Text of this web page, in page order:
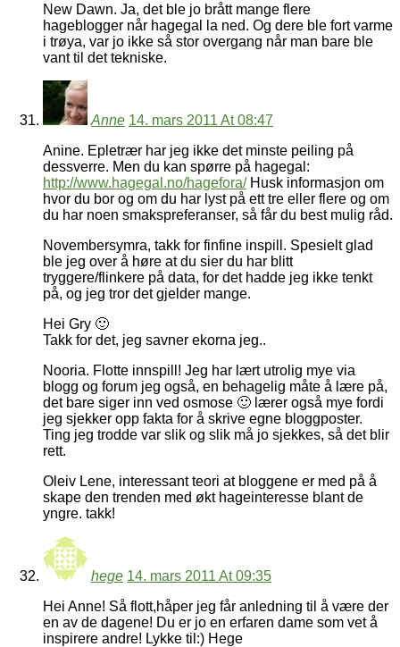
New Dawn. Ja, det ble jo brått mange flere
hageblogger når hagegal la ned. Og dere ble fort varme
i trøya, var jo ikke så stor overgang når man bare ble
vant til det tekniske.
Anne 14. mars 2011 At 08:47
Anine. Epletrær har jeg ikke det minste peiling på
dessverre. Men du kan spørre på hagegal:
http://www.hagegal.no/hagefora/Husk informasjon om
hvor du bor og om du har lyst på ett tre eller flere og om
du har noen smakspreferanser, så får du best mulig råd.
Novembersymra, takk for finfine inspill. Spesielt glad
ble jeg over å høre at du sier du har blitt
tryggere/flinkere på data, for det hadde jeg ikke tenkt
på, og jeg tror det gjelder mange.
Hei Gry 🙂
Takk for det, jeg savner ekorna jeg..
Nooria. Flotte innspill! Jeg har lært utrolig mye via
blogg og forum jeg også, en behagelig måte å lære på,
det bare siger inn ved osmose 🙂 lærer også mye fordi
jeg sjekker opp fakta for å skrive egne bloggposter.
Ting jeg trodde var slik og slik må jo sjekkes, så det blir
rett.
Oleiv Lene, interessant teori at bloggene er med på å
skape den trenden med økt hageinteresse blant de
yngre. takk!
hege 14. mars 2011 At 09:35
Hei Anne! Så flott,håper jeg får anledning til å være der
en av de dagene! Du er jo en erfaren dame som vet å
inspirere andre! Lykke til:) Hege